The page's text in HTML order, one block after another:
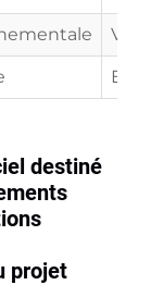
destiné
projet